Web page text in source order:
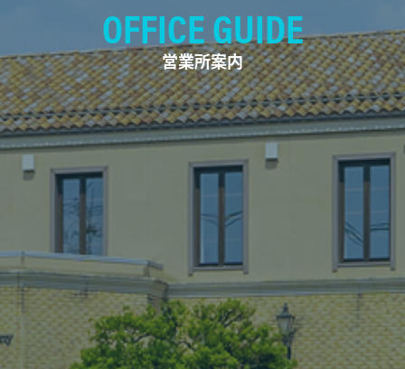
OFFICE GUIDE
営業所案内